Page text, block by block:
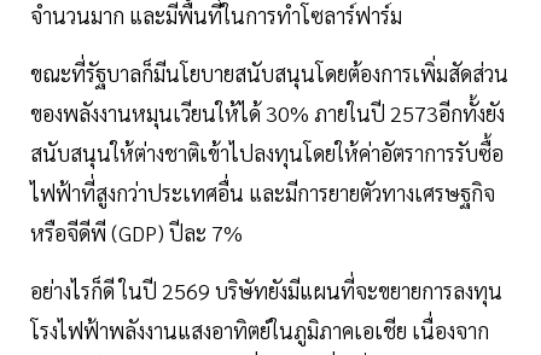
จำนวนมาก และมีพื้นที่ในการทำโซลาร์ฟาร์ม
ขณะที่รัฐบาลก็มีนโยบายสนับสนุนโดยต้องการเพิ่มสัดส่วน
ของพลังงานหมุนเวียนให้ได้ 30% ภายในปี 2573อีกทั้งยัง
สนับสนุนให้ต่างชาติเข้าไปลงทุนโดยให้ค่าอัตราการรับซื้อ
ไฟฟ้าที่สูงกว่าประเทศอื่น และมีการยายตัวทางเศรษฐกิจ
หรือจีดีพี (GDP) ปีละ 7%
อย่างไรก็ดี ในปี 2569 บริษัทยังมีแผนที่จะขยายการลงทุน
โรงไฟฟ้าพลังงานแสงอาทิตย์ในภูมิภาคเอเชีย เนื่องจาก